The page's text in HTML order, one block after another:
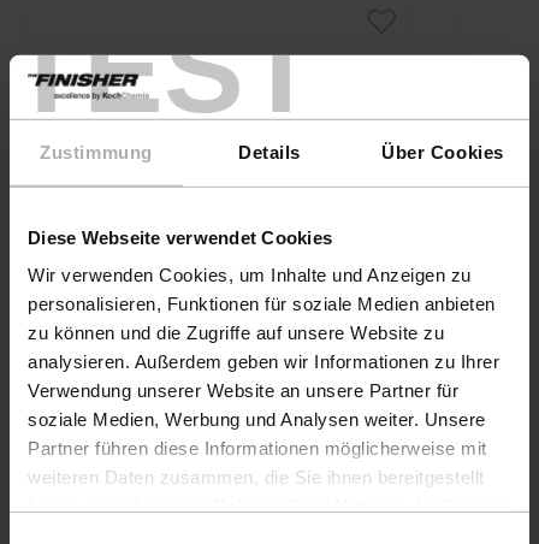
TEST
Zustimmung Details Über Cookies
Diese Webseite verwendet Cookies
Wir verwenden Cookies, um Inhalte und Anzeigen zu
personalisieren, Funktionen für soziale Medien anbieten
zu können und die Zugriffe auf unsere Website zu
analysieren. Außerdem geben wir Informationen zu Ihrer
Verwendung unserer Website an unsere Partner für
soziale Medien, Werbung und Analysen weiter. Unsere
Partner führen diese Informationen möglicherweise mit
weiteren Daten zusammen, die Sie ihnen bereitgestellt
KochChemie · Art-Nr. 999017
Washing sponge –